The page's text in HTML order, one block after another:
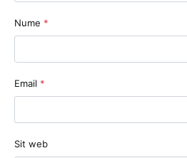
Nume *
Email *
Sit web